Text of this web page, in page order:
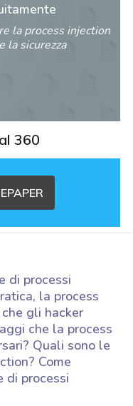
la process injection
la sicurezza
360
di processi
la process
gli hacker
che la process
Quali sono le
Come
di processi